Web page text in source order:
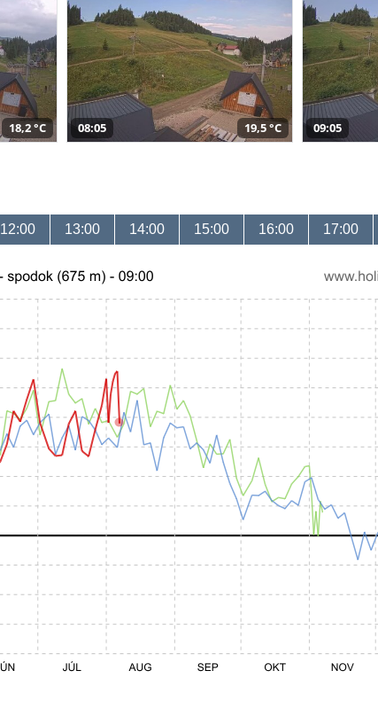
18,2 °C 08:05 19,5 °C 09:05
12:00 13:00 14:00 15:00 16:00 17:00